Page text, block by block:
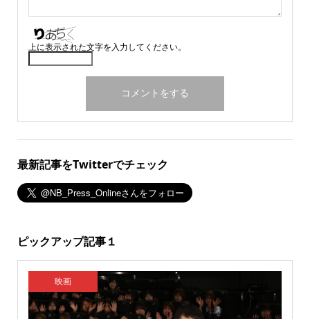
上に表示された文字を入力してください。
最新記事をTwitterでチェック
ピックアップ記事１
映画